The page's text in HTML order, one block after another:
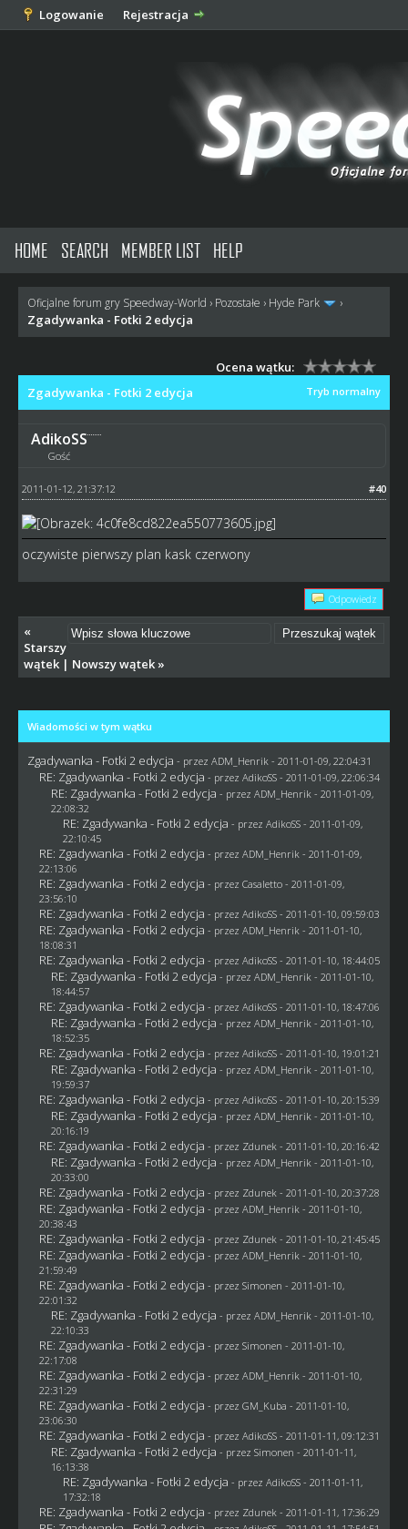
Logowanie Rejestracja
HOME SEARCH MEMBER LIST HELP
Oficjalne forum gry Speedway-World › Pozostałe › Hyde Park ›
Zgadywanka - Fotki 2 edycja
Ocena wątku:
Tryb normalny
Zgadywanka - Fotki 2 edycja
AdikoSS
Gość
#40
2011-01-12, 21:37:12
oczywiste pierwszy plan kask czerwony
Odpowiedz
«
Starszy
wątek| Nowszy wątek»
Wiadomości w tym wątku
Zgadywanka - Fotki 2 edycja - przez ADM_Henrik - 2011-01-09, 22:04:31
RE: Zgadywanka - Fotki 2 edycja - przez AdikoSS - 2011-01-09, 22:06:34
RE: Zgadywanka - Fotki 2 edycja - przez ADM_Henrik - 2011-01-09,
22:08:32
RE: Zgadywanka - Fotki 2 edycja - przez AdikoSS - 2011-01-09,
22:10:45
RE: Zgadywanka - Fotki 2 edycja - przez ADM_Henrik - 2011-01-09,
22:13:06
RE: Zgadywanka - Fotki 2 edycja - przez Casaletto- 2011-01-09,
23:56:10
RE: Zgadywanka - Fotki 2 edycja - przez AdikoSS - 2011-01-10, 09:59:03
RE: Zgadywanka - Fotki 2 edycja - przez ADM_Henrik - 2011-01-10,
18:08:31
RE: Zgadywanka - Fotki 2 edycja - przez AdikoSS - 2011-01-10, 18:44:05
RE: Zgadywanka - Fotki 2 edycja - przez ADM_Henrik - 2011-01-10,
18:44:57
RE: Zgadywanka - Fotki 2 edycja - przez AdikoSS - 2011-01-10, 18:47:06
RE: Zgadywanka - Fotki 2 edycja - przez ADM_Henrik - 2011-01-10,
18:52:35
RE: Zgadywanka - Fotki 2 edycja - przez AdikoSS - 2011-01-10, 19:01:21
RE: Zgadywanka - Fotki 2 edycja - przez ADM_Henrik - 2011-01-10,
19:59:37
RE: Zgadywanka - Fotki 2 edycja - przez AdikoSS - 2011-01-10, 20:15:39
RE: Zgadywanka - Fotki 2 edycja - przez ADM_Henrik - 2011-01-10,
20:16:19
RE: Zgadywanka - Fotki 2 edycja - przez Zdunek - 2011-01-10, 20:16:42
RE: Zgadywanka - Fotki 2 edycja - przez ADM_Henrik - 2011-01-10,
20:33:00
RE: Zgadywanka - Fotki 2 edycja - przez Zdunek - 2011-01-10, 20:37:28
RE: Zgadywanka - Fotki 2 edycja - przez ADM_Henrik - 2011-01-10,
20:38:43
RE: Zgadywanka - Fotki 2 edycja - przez Zdunek - 2011-01-10, 21:45:45
RE: Zgadywanka - Fotki 2 edycja - przez ADM_Henrik - 2011-01-10,
21:59:49
RE: Zgadywanka - Fotki 2 edycja - przez Simonen - 2011-01-10,
22:01:32
RE: Zgadywanka - Fotki 2 edycja - przez ADM_Henrik - 2011-01-10,
22:10:33
RE: Zgadywanka - Fotki 2 edycja - przez Simonen - 2011-01-10,
22:17:08
RE: Zgadywanka - Fotki 2 edycja - przez ADM_Henrik - 2011-01-10,
22:31:29
RE: Zgadywanka - Fotki 2 edycja - przez GM_Kuba - 2011-01-10,
23:06:30
RE: Zgadywanka - Fotki 2 edycja - przez AdikoSS - 2011-01-11, 09:12:31
RE: Zgadywanka - Fotki 2 edycja - przez Simonen - 2011-01-11,
16:13:38
RE: Zgadywanka - Fotki 2 edycja - przez AdikoSS - 2011-01-11,
17:32:18
RE: Zgadywanka - Fotki 2 edycja - przez Zdunek - 2011-01-11, 17:36:29